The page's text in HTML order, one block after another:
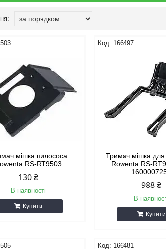
мішка пилососа
RS-RT9503
130 ₴
В наявності
Купити
166497
Тримач мішка для
Rowenta RS-
988 ₴
В
Купити
166481